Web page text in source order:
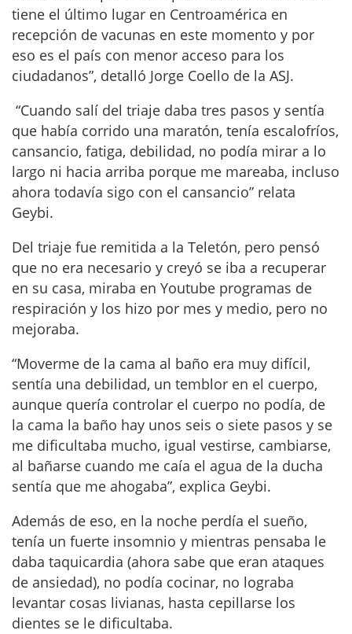
tiene el último lugar en Centroamérica en
recepción de vacunas en este momento y por
eso es el país con menor acceso para los
ciudadanos”, detalló Jorge Coello de la ASJ.
“Cuando salí del triaje daba tres pasos y sentía
que había corrido una maratón, tenía escalofríos,
cansancio, fatiga, debilidad, no podía mirar a lo
largo ni hacia arriba porque me mareaba, incluso
ahora todavía sigo con el cansancio” relata
Geybi.
Del triaje fue remitida a la Teletón, pero pensó
que no era necesario y creyó se iba a recuperar
en su casa, miraba en Youtube programas de
respiración y los hizo por mes y medio, pero no
mejoraba.
“Moverme de la cama al baño era muy difícil,
sentía una debilidad, un temblor en el cuerpo,
aunque quería controlar el cuerpo no podía, de
la cama la baño hay unos seis o siete pasos y se
me dificultaba mucho, igual vestirse, cambiarse,
al bañarse cuando me caía el agua de la ducha
sentía que me ahogaba”, explica Geybi.
Además de eso, en la noche perdía el sueño,
tenía un fuerte insomnio y mientras pensaba le
daba taquicardia (ahora sabe que eran ataques
de ansiedad), no podía cocinar, no lograba
levantar cosas livianas, hasta cepillarse los
dientes se le dificultaba.